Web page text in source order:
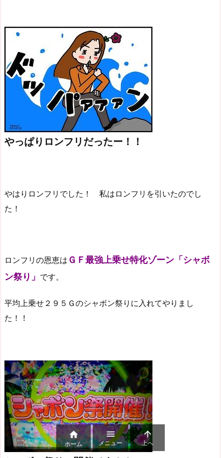
やっぱりロンフリだったー！！
やはりロンフリでした！ 私はロンフリを引いたのでし
た！
ロンフリの恩恵は ＧＦ最強上乗せ特化ゾーン「シャボ
ン祭り」 です。
平均上乗せ２９５Ｇのシャボン祭りに入れてやりまし
た！！

ホーム

メニュー

上へ